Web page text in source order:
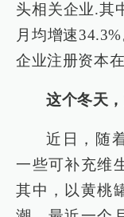
头相关企业.其
月均增速
企业注册资本
这个冬天
近日，随
一些可补充维
其中，以黄桃